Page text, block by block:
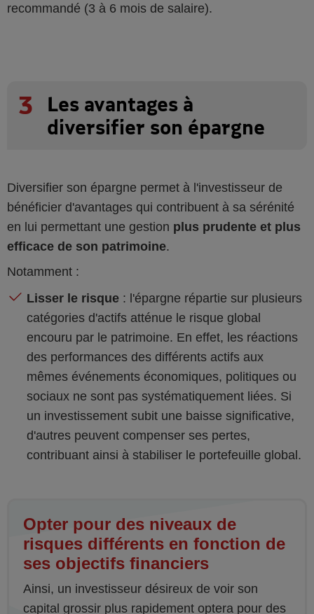
recommandé (3 à 6 mois de salaire).
3
Les avantages à
diversifier son épargne
Diversifier son épargne permet à l'investisseur de
bénéficier d'avantages qui contribuent à sa sérénité
en lui permettant une gestion plus prudente et plus
efficace de son patrimoine.
Notamment :
Lisser le risque : l'épargne répartie sur plusieurs
catégories d'actifs atténue le risque global
encouru par le patrimoine. En effet, les réactions
des performances des différents actifs aux
mêmes événements économiques, politiques ou
sociaux ne sont pas systématiquement liées. Si
un investissement subit une baisse significative,
d'autres peuvent compenser ses pertes,
contribuant ainsi à stabiliser le portefeuille global.
Opter pour des niveaux de
risques différents en fonction de
ses objectifs financiers
Ainsi, un investisseur désireux de voir son
capital grossir plus rapidement optera pour des